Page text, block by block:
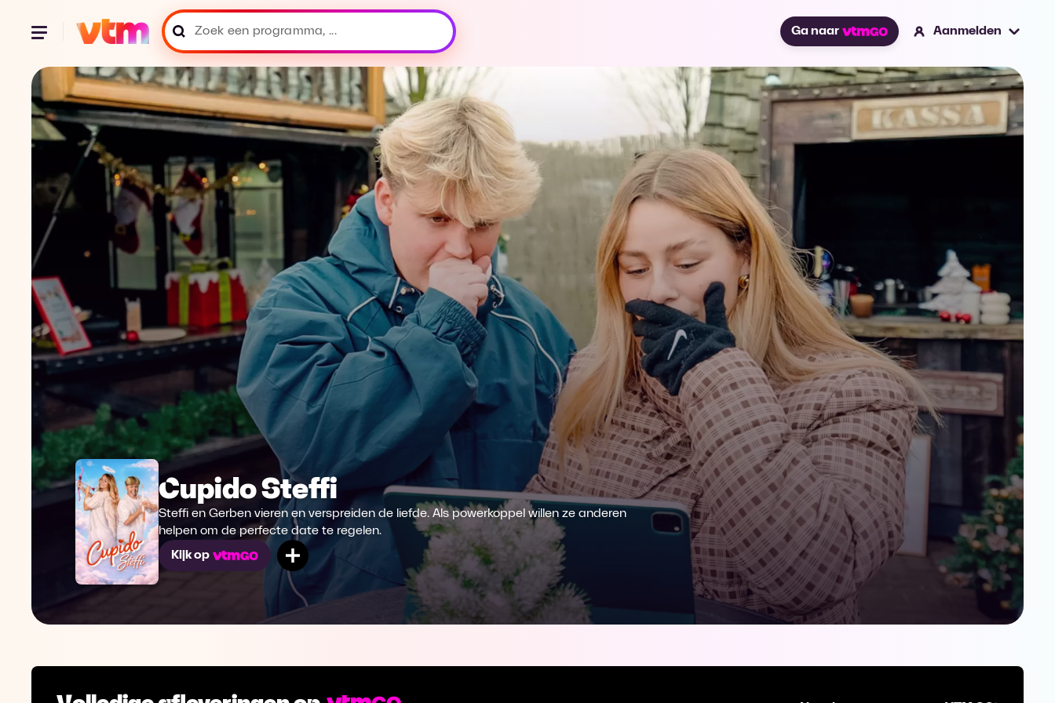
Oeps, browser niet ondersteund
Voor je onze programma's gaat ontdekken,
best je browser updaten of hieronder één
van de ondersteunde browsers
downloaden.
Google Chrome Download
Firefox Download
Safari Download
Microsoft Edge Download
Opera Download
Ga naar Aanmelden
Cupido Steffi
Steffi en Gerben vieren en verspreiden de liefde. Als powerkoppel willen ze anderen
helpen om de perfecte date te regelen.
Kijk op
Mijn lijst